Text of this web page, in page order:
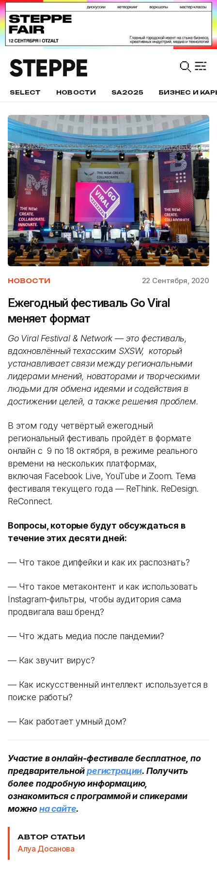
SELECT НОВОСТИ SA2025 БИЗНЕС И
НОВОСТИ 22 Сентября, 2020
Ежегодный фестиваль Go Viral
меняет формат
Go Viral Festival & Network — это фестиваль,
вдохновлённый техасским SXSW, который
устанавливает связи между региональными
лидерами мнений, новаторами и творческими
людьми для обмена идеями и содействия в
достижении целей, а также решения проблем.
В этом году четвёртый ежегодный
региональный фестиваль пройдёт в формате
онлайн с 9 по 18 октября, в режиме реального
времени на нескольких платформах,
включая Facebook Live, YouTube и Zoom. Тема
фестиваля текущего года — ReThink. ReDesign.
ReСonnect.
Вопросы, которые будут обсуждаться в
течение этих десяти дней:
— Что такое дипфейки и как их распознать?
— Что такое метаконтент и как использовать
Instagram-фильтры, чтобы аудитория сама
продвигала ваш бренд?
— Что ждать медиа после пандемии?
— Как звучит вирус?
— Как искусственный интеллект используется в
поиске работы?
— Как работает умный дом?
Участие в онлайн-фестивале бесплатное, по
предварительнойрегистрации. Получить
более подробную информацию,
ознакомиться с программой и спикерами
можнона сайте.
АВТОР СТАТЬИ
Алуа Досанова